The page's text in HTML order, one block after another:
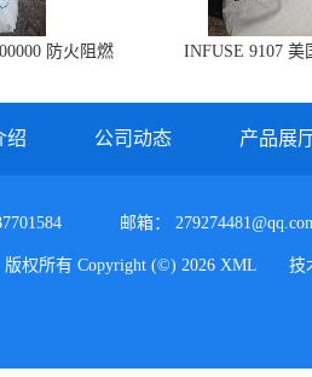
防火阻燃
INFUSE 9107 美
绍 公司动态 产品展
邮箱：
版权所有 Copyright (©) 2026 XML 技